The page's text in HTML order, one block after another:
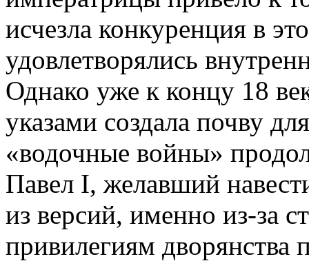
исчезла конкуренция в
удовлетворялись
Однако уже к концу 18
указами создала почву
«водочные войны»
Павел I, желавший
из версий, именно из-за
привилегиям дворянства